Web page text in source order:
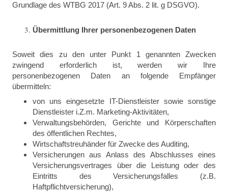
Grundlage des WTBG 2017 (Art. 9 Abs. 2 lit. g DSGVO).
Übermittlung Ihrer personenbezogenen Daten
Soweit dies zu den unter Punkt 1 genannten Zwecken
zwingend erforderlich ist, werden wir Ihre
personenbezogenen Daten an folgende Empfänger
übermitteln:
von uns eingesetzte IT-Dienstleister sowie sonstige
Dienstleister i.Z.m. Marketing-Aktivitäten,
Verwaltungsbehörden, Gerichte und Körperschaften
des öffentlichen Rechtes,
Wirtschaftstreuhänder für Zwecke des Auditing,
Versicherungen aus Anlass des Abschlusses eines
Versicherungsvertrages über die Leistung oder des
Eintritts des Versicherungsfalles (z.B.
Haftpflichtversicherung),